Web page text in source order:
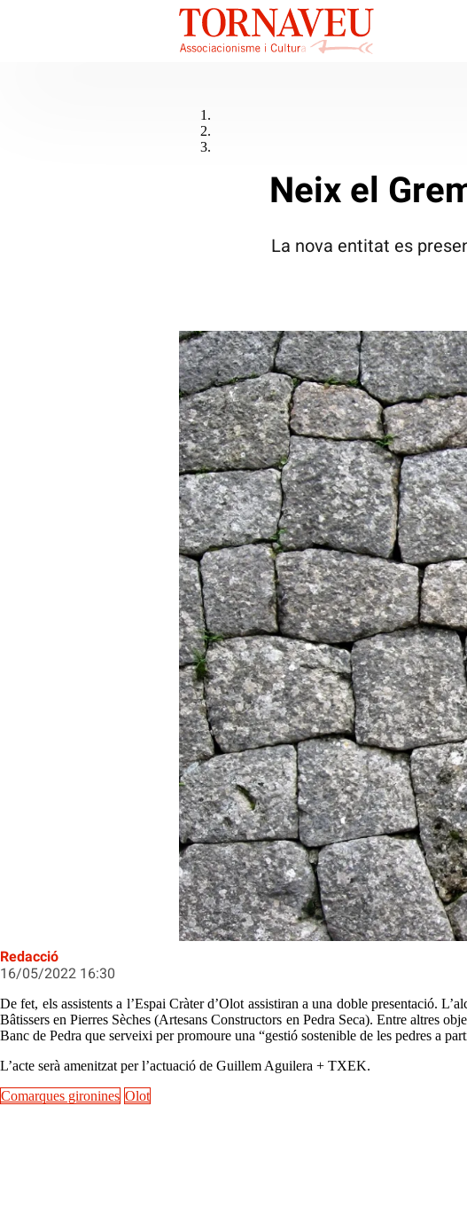
Marge de pedra seca a Mallorca
Neix el
La nova entitat es
Redacció
16/05/2022 16:30
De fet, els assistents a l’Espai Cràter d’Olot assistiran a una doble presentació.
Bâtissers en Pierres Sèches (Artesans Constructors en Pedra Seca). Entre altres
Banc de Pedra que serveixi per promoure una “gestió sostenible de les pedres a
L’acte serà amenitzat per l’actuació de Guillem Aguilera + TXEK.
Comarques gironines Olot